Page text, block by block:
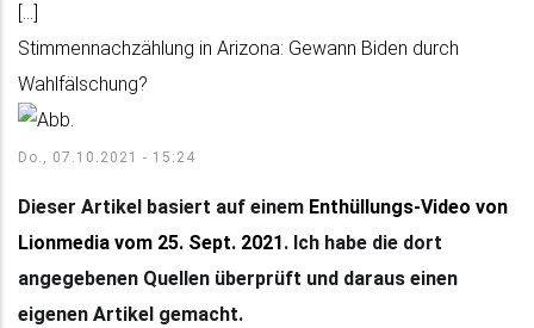
[...]
Stimmennachzählung in Arizona: Gewann Biden durch
Wahlfälschung?
Do., 07.10.2021 - 15:24
Dieser Artikel basiert auf einem Enthüllungs-Video von
Lionmedia vom 25. Sept. 2021. Ich habe die dort
angegebenen Quellen überprüft und daraus einen
eigenen Artikel gemacht.